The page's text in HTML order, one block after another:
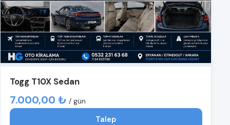
Togg T10X Sedan
7.000,00 ₺ / gün
Talep